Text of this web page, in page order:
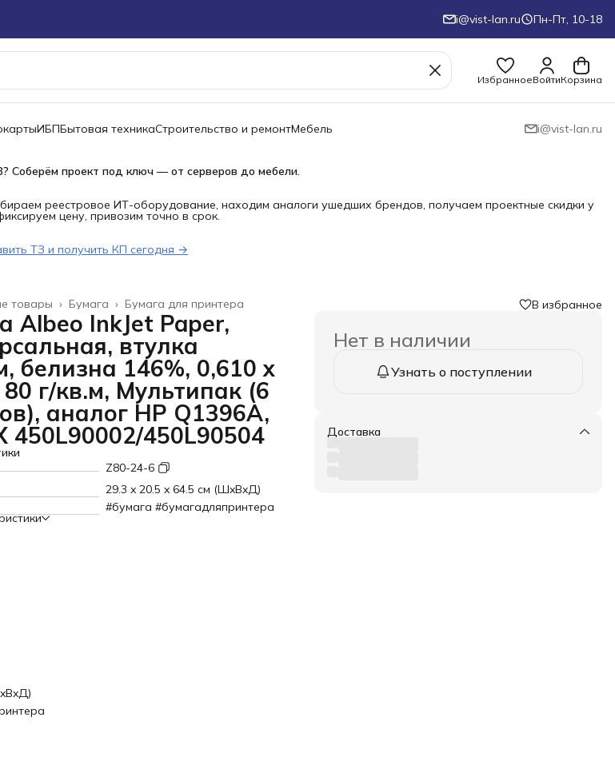
i@vist-lan.ru Пн-Пт, 10-18
ИзбранноеВойтиКорзина
ИБПБытовая техникаСтроительство и ремонтМебель i@vist-lan.ru
Соберём проект под ключ — от серверов до мебели.
реестровое ИТ-оборудование, находим аналоги ушедших брендов, получаем проектные скидки у
цену, привозим точно в срок.
ТЗ и получить КП сегодня →
Бумага для принтера
Бумага ›
товары ›
Albeo InkJet Paper,
втулка
белизна 146%, 0,610 х
г/кв.м, Мультипак (6
аналог HP Q1396A,
450L90002/450L90504
Z80-24-6
29.3 x 20.5 x 64.5 см (ШxВxД)
#бумага #бумагадляпринтера
В избранное
Нет в наличии
Узнать о поступлении
Доставка